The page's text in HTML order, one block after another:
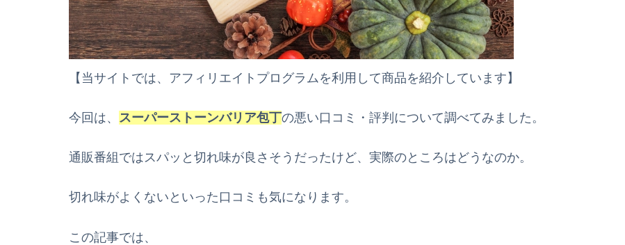
【当サイトでは、アフィリエイトプログラムを利用して商品を紹介しています】
今回は、 スーパーストーンバリア包丁の悪い口コミ・評判について調べてみました。
通販番組ではスパッと切れ味が良さそうだったけど、実際のところはどうなのか。
切れ味がよくないといった口コミも気になります。
この記事では、